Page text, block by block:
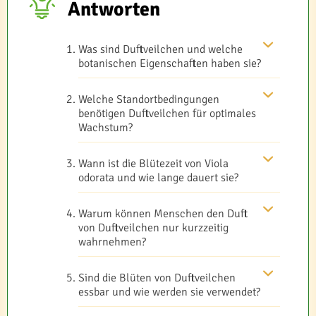
Antworten
Was sind Duftveilchen und welche
botanischen Eigenschaften haben sie?
Welche Standortbedingungen
benötigen Duftveilchen für optimales
Wachstum?
Wann ist die Blütezeit von Viola
odorata und wie lange dauert sie?
Warum können Menschen den Duft
von Duftveilchen nur kurzzeitig
wahrnehmen?
Sind die Blüten von Duftveilchen
essbar und wie werden sie verwendet?